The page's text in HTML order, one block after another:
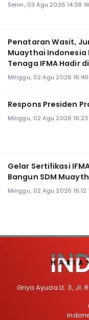
Senin, 03 Agu 2026 14:38
Penataran Wasit,
Muaythai Indonesia
Tenaga IFMA Hadir
Minggu, 02 Agu 2026 16:40
Respons Presiden
Minggu, 02 Agu 2026 16:23
Gelar Sertifikasi
Bangun SDM
Minggu, 02 Agu 2026 16:12
Griya Ayuda Lt. 3, Jl.